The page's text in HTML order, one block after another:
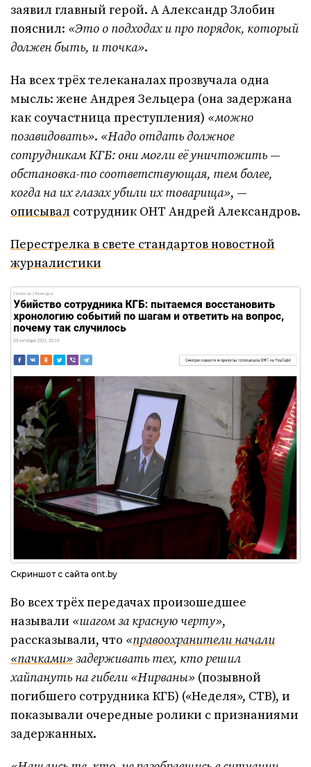
заявил главный герой. А Александр Злобин
пояснил: «Это о подходах и про порядок, который
должен быть, и точка».
На всех трёх телеканалах прозвучала одна
мысль: жене Андрея Зельцера (она задержана
как соучастница преступления) «можно
позавидовать». «Надо отдать должное
сотрудникам КГБ: они могли её уничтожить —
обстановка-то соответствующая, тем более,
когда на их глазах убили их товарища», —
описывал сотрудник ОНТ Андрей Александров.
Перестрелка в свете стандартов новостной
журналистики
Скриншот с сайта ont.by
Во всех трёх передачах произошедшее
называли «шагом за красную черту»,
рассказывали, что «правоохранители начали
«пачками»задерживать тех, кто решил
хайпануть на гибели «Нирваны» (позывной
погибшего сотрудника КГБ) («Неделя», СТВ), и
показывали очередные ролики с признаниями
задержанных.